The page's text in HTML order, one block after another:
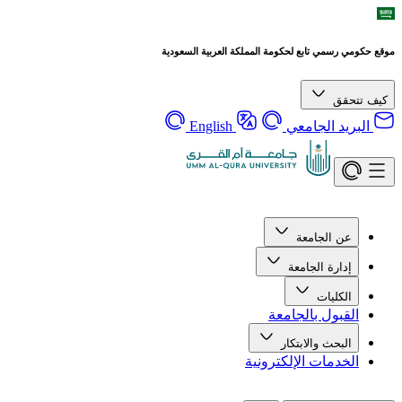
تابع لحكومة المملكة العربية السعودية
الجامعي English
الجامعة
الجامعة
بالجامعة
والابتكار
الإلكترونية